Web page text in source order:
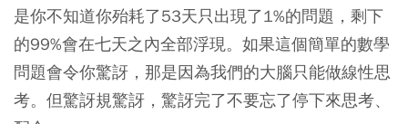
是你不知道你殆耗了53天只出現了1%的問題，剩下
的99%會在七天之內全部浮現。如果這個簡單的數學
問題會令你驚訝，那是因為我們的大腦只能做線性思
考。但驚訝規驚訝，驚訝完了不要忘了停下來思考、